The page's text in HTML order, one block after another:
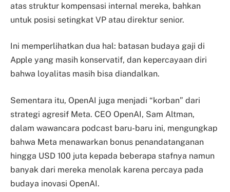
atas struktur kompensasi internal mereka, bahkan
untuk posisi setingkat VP atau direktur senior.
Ini memperlihatkan dua hal: batasan budaya gaji di
Apple yang masih konservatif, dan kepercayaan diri
bahwa loyalitas masih bisa diandalkan.
Sementara itu, OpenAI juga menjadi “korban” dari
strategi agresif Meta. CEO OpenAI, Sam Altman,
dalam wawancara podcast baru-baru ini, mengungkap
bahwa Meta menawarkan bonus penandatanganan
hingga USD 100 juta kepada beberapa stafnya namun
banyak dari mereka menolak karena percaya pada
budaya inovasi OpenAI.